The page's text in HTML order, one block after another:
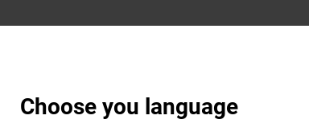
Choose you language